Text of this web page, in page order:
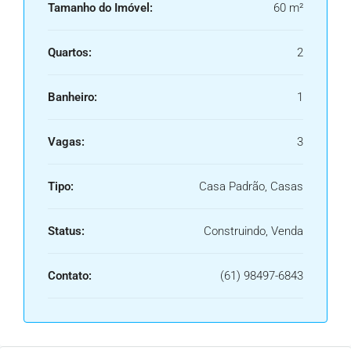
Tamanho do Imóvel: 60 m²
Quartos: 2
Banheiro: 1
Vagas: 3
Tipo: Casa Padrão, Casas
Status: Construindo, Venda
Contato: (61) 98497-6843